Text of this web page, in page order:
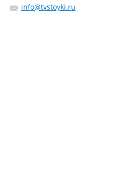
info@tvstoyki.ru